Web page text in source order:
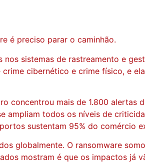
é preciso parar o caminhão.
sistemas de rastreamento e
cibernético e crime físico, e
concentrou mais de 1.800
ampliam todos os níveis de
sustentam 95% do comércio
globalmente. O ransomware
mostram é que os impactos já